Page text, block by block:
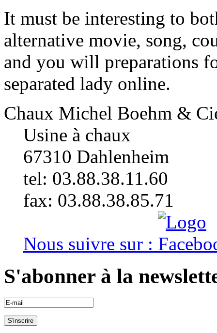
It must be interesting to
alternative movie, song,
and you will preparations
separated lady online.
Chaux Michel Boehm &
Usine à chaux
67310 Dahlenheim
tel: 03.88.38.11.60
fax: 03.88.38.85.71
Nous suivre sur :
S'abonner à la